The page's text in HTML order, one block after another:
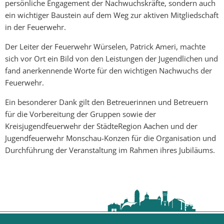
persönliche Engagement der Nachwuchskräfte, sondern auch
ein wichtiger Baustein auf dem Weg zur aktiven Mitgliedschaft
in der Feuerwehr.
Der Leiter der Feuerwehr Würselen, Patrick Ameri, machte
sich vor Ort ein Bild von den Leistungen der Jugendlichen und
fand anerkennende Worte für den wichtigen Nachwuchs der
Feuerwehr.
Ein besonderer Dank gilt den Betreuerinnen und Betreuern
für die Vorbereitung der Gruppen sowie der
Kreisjugendfeuerwehr der StädteRegion Aachen und der
Jugendfeuerwehr Monschau-Konzen für die Organisation und
Durchführung der Veranstaltung im Rahmen ihres Jubiläums.